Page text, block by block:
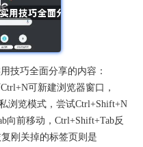
技巧全面分享的内容：
可新建浏览器窗口，
浏览模式，尝试Ctrl+Shift+N
向前移动，Ctrl+Shift+Tab反
刚关掉的标签页则是